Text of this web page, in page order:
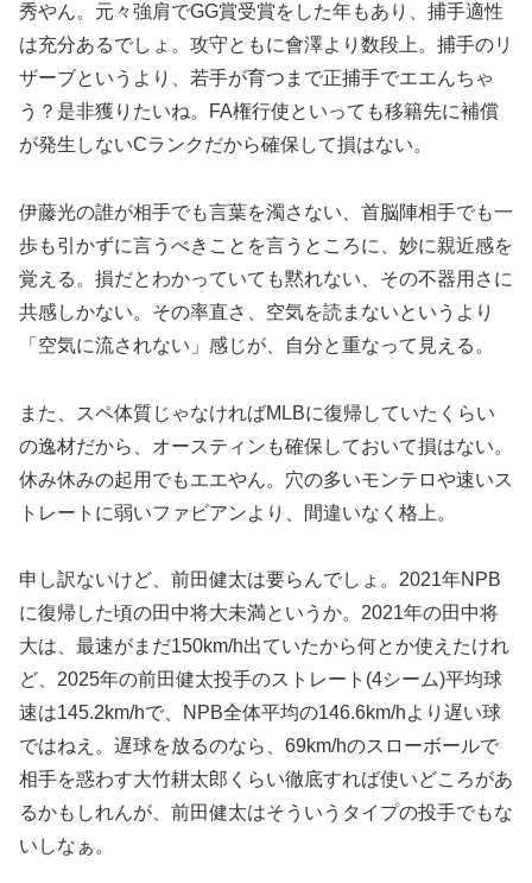
秀やん。元々強肩でGG賞受賞をした年もあり、捕手適性
は充分あるでしょ。攻守ともに會澤より数段上。捕手のリ
ザーブというより、若手が育つまで正捕手でエエんちゃ
う？是非獲りたいね。FA権行使といっても移籍先に補償
が発生しないCランクだから確保して損はない。
伊藤光の誰が相手でも言葉を濁さない、首脳陣相手でも一
歩も引かずに言うべきことを言うところに、妙に親近感を
覚える。損だとわかっていても黙れない、その不器用さに
共感しかない。その率直さ、空気を読まないというより
「空気に流されない」感じが、自分と重なって見える。
また、スペ体質じゃなければMLBに復帰していたくらい
の逸材だから、オースティンも確保しておいて損はない。
休み休みの起用でもエエやん。穴の多いモンテロや速いス
トレートに弱いファビアンより、間違いなく格上。
申し訳ないけど、前田健太は要らんでしょ。2021年NPB
に復帰した頃の田中将大未満というか。2021年の田中将
大は、最速がまだ150km/h出ていたから何とか使えたけれ
ど、2025年の前田健太投手のストレート(4シーム)平均球
速は145.2km/hで、NPB全体平均の146.6km/hより遅い球
ではねえ。遅球を放るのなら、69km/hのスローボールで
相手を惑わす大竹耕太郎くらい徹底すれば使いどころがあ
るかもしれんが、前田健太はそういうタイプの投手でもな
いしなぁ。